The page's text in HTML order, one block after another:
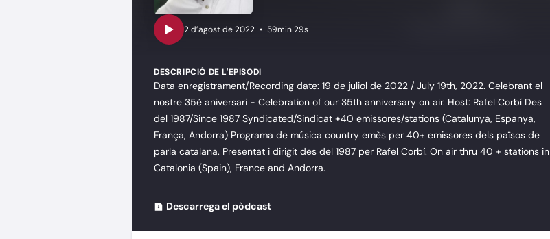
• 59min 29s
DESCRIPCIÓ DE L'EPISODI
Data enregistrament/Recording date: 19 de juliol de 2022 / July 19th, 2022. Celebrant el
nostre 35è aniversari - Celebration of our 35th anniversary on air. Host: Rafel Corbí Des
del 1987/Since 1987 Syndicated/Sindicat +40 emissores/stations (Catalunya, Espanya,
França, Andorra) Programa de música country emès per 40+ emissores dels països de
parla catalana. Presentat i dirigit des del 1987 per Rafel Corbí. On air thru 40 + stations in
Catalonia (Spain), France and Andorra.
Descarrega el pòdcast